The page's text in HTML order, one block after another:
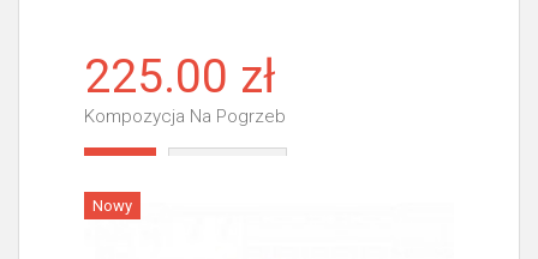
225.00 zł
Kompozycja Na Pogrzeb
Nowy